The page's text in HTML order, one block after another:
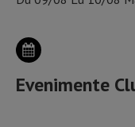
Evenimente